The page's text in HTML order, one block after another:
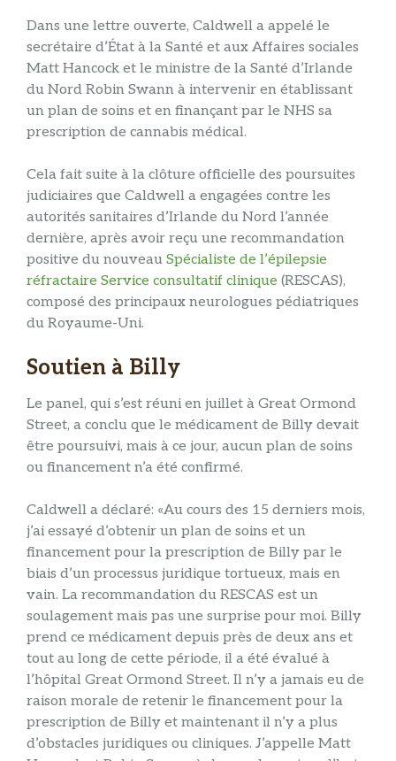
Dans une lettre ouverte, Caldwell a appelé le
secrétaire d’État à la Santé et aux Affaires sociales
Matt Hancock et le ministre de la Santé d’Irlande
du Nord Robin Swann à intervenir en établissant
un plan de soins et en finançant par le NHS sa
prescription de cannabis médical.
Cela fait suite à la clôture officielle des poursuites
judiciaires que Caldwell a engagées contre les
autorités sanitaires d’Irlande du Nord l’année
dernière, après avoir reçu une recommandation
positive du nouveau Spécialiste de l’épilepsie
réfractaire Service consultatif clinique (RESCAS),
composé des principaux neurologues pédiatriques
du Royaume-Uni.
Soutien à Billy
Le panel, qui s’est réuni en juillet à Great Ormond
Street, a conclu que le médicament de Billy devait
être poursuivi, mais à ce jour, aucun plan de soins
ou financement n’a été confirmé.
Caldwell a déclaré: «Au cours des 15 derniers mois,
j’ai essayé d’obtenir un plan de soins et un
financement pour la prescription de Billy par le
biais d’un processus juridique tortueux, mais en
vain. La recommandation du RESCAS est un
soulagement mais pas une surprise pour moi. Billy
prend ce médicament depuis près de deux ans et
tout au long de cette période, il a été évalué à
l’hôpital Great Ormond Street. Il n’y a jamais eu de
raison morale de retenir le financement pour la
prescription de Billy et maintenant il n’y a plus
d’obstacles juridiques ou cliniques. J’appelle Matt